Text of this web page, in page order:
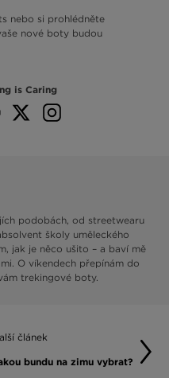
nebo si prohlédněte
nové boty budou
is Caring
podobách, od streetwearu
školy uměleckého
jak je něco ušito – a baví mě
O víkendech přepínám do
trekingové boty.
článek
bundu na zimu vybrat?